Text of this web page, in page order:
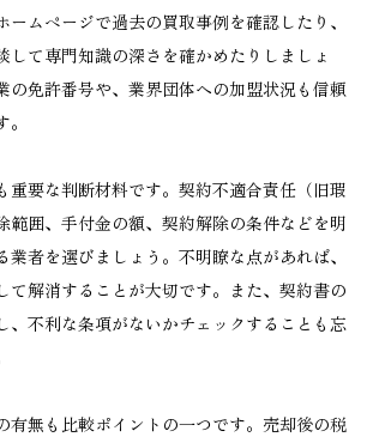
ームページで過去の買取事例を確認したり、
して専門知識の深さを確かめたりしましょ
の免許番号や、業界団体への加盟状況も信頼
重要な判断材料です。契約不適合責任（旧瑕
範囲、手付金の額、契約解除の条件などを明
業者を選びましょう。不明瞭な点があれば、
て解消することが大切です。また、契約書の
、不利な条項がないかチェックすることも忘
有無も比較ポイントの一つです。売却後の税